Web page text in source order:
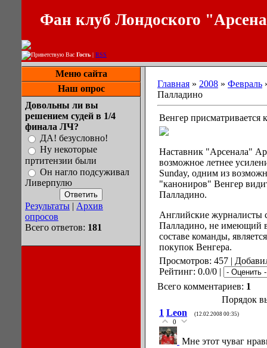
Фан клуб Лондоского
Приветствую Вас Гость | RSS
Меню сайта
Наш опрос
Довольны ли вы
решением судей в 1/4
финала ЛЧ?
ДА! безусловно!
Ну некоторые
пртитензии были
Он нагло подсуживал
Ливерпулю
Результаты | Архив
опросов
Всего ответов: 181
Главная » 2008 » Февраль
Палладино
Венгер присматривается
Наставник "Арсенала"
возможное летнее
Sunday, одним из
"канониров" Венгер
Палладино.
Английские журналисты
Палладино, не имеющий
составе команды,
покупок Венгера.
Просмотров: 457 |
Рейтинг: 0.0/0 |
Всего комментариев: 1
Порядок
1 Leon (12.02.2008 00:35)
0
Мне этот чуваг